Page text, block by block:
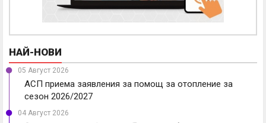
НАЙ-НОВИ
05 Август 2026
АСП приема заявления за помощ за отопление за
сезон 2026/2027
04 Август 2026